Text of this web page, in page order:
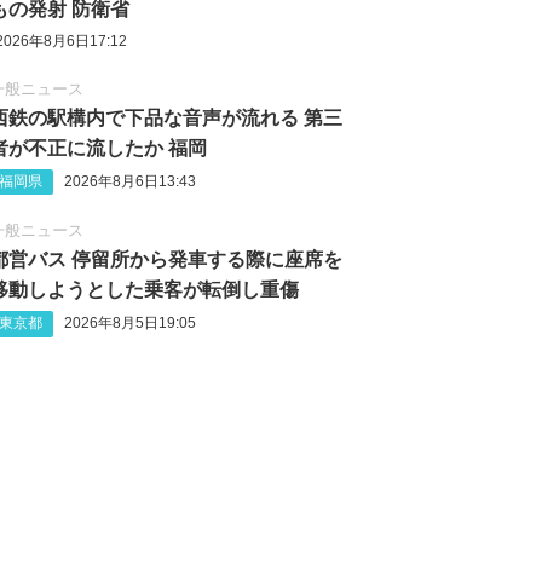
の発射 防衛省
年8月6日17:12
般ニュース
鉄の駅構内で下品な音声が流れる 第三
が不正に流したか 福岡
福岡県 2026年8月6日13:43
般ニュース
営バス 停留所から発車する際に座席を
動しようとした乗客が転倒し重傷
東京都 2026年8月5日19:05